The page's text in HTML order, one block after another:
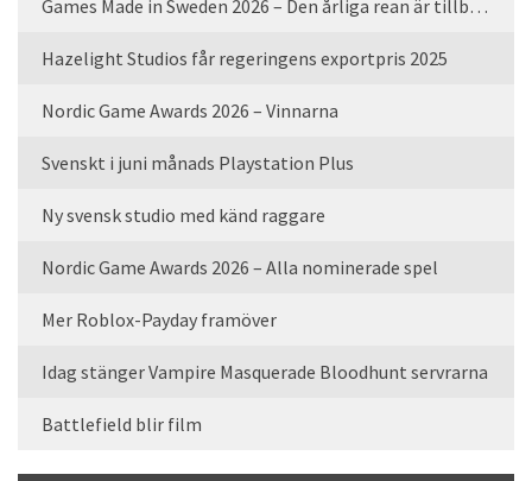
Games Made in Sweden 2026 – Den årliga rean är tillbaka
Hazelight Studios får regeringens exportpris 2025
Nordic Game Awards 2026 – Vinnarna
Svenskt i juni månads Playstation Plus
Ny svensk studio med känd raggare
Nordic Game Awards 2026 – Alla nominerade spel
Mer Roblox-Payday framöver
Idag stänger Vampire Masquerade Bloodhunt servrarna
Battlefield blir film